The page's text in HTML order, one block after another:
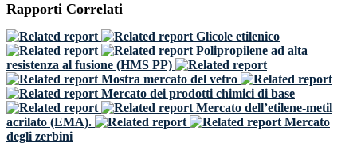
Rapporti Correlati
Glicole etilenico
Polipropilene ad alta
resistenza al fusione (HMS PP)
Mostra mercato del vetro
Mercato dei prodotti chimici di base
Mercato dell’etilene-metil
acrilato (EMA).
Mercato
degli zerbini